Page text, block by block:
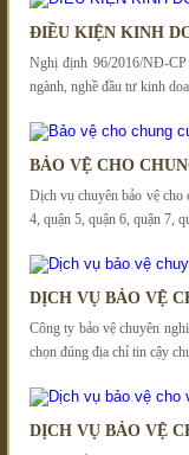
ĐIỀU KIỆN KINH
Nghị định 96/2016/NĐ-
ngành, nghề đầu tư kinh
BẢO VỆ CHO
Dịch vụ chuyên bảo vệ cho
4, quận 5, quận 6, quận 7,
DỊCH VỤ BẢO VỆ
Công ty bảo vệ chuyên
chọn đúng địa chỉ tin cậy
DỊCH VỤ BẢO VỆ